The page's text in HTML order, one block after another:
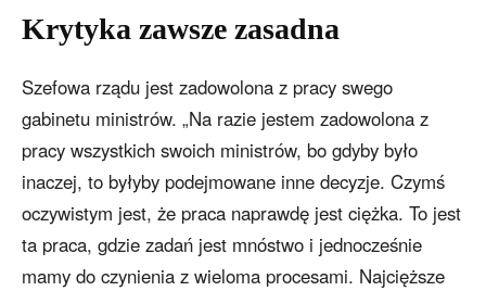
Krytyka zawsze zasadna
Szefowa rządu jest zadowolona z pracy swego
gabinetu ministrów. „Na razie jestem zadowolona z
pracy wszystkich swoich ministrów, bo gdyby było
inaczej, to byłyby podejmowane inne decyzje. Czymś
oczywistym jest, że praca naprawdę jest ciężka. To jest
ta praca, gdzie zadań jest mnóstwo i jednocześnie
mamy do czynienia z wieloma procesami. Najcięższe